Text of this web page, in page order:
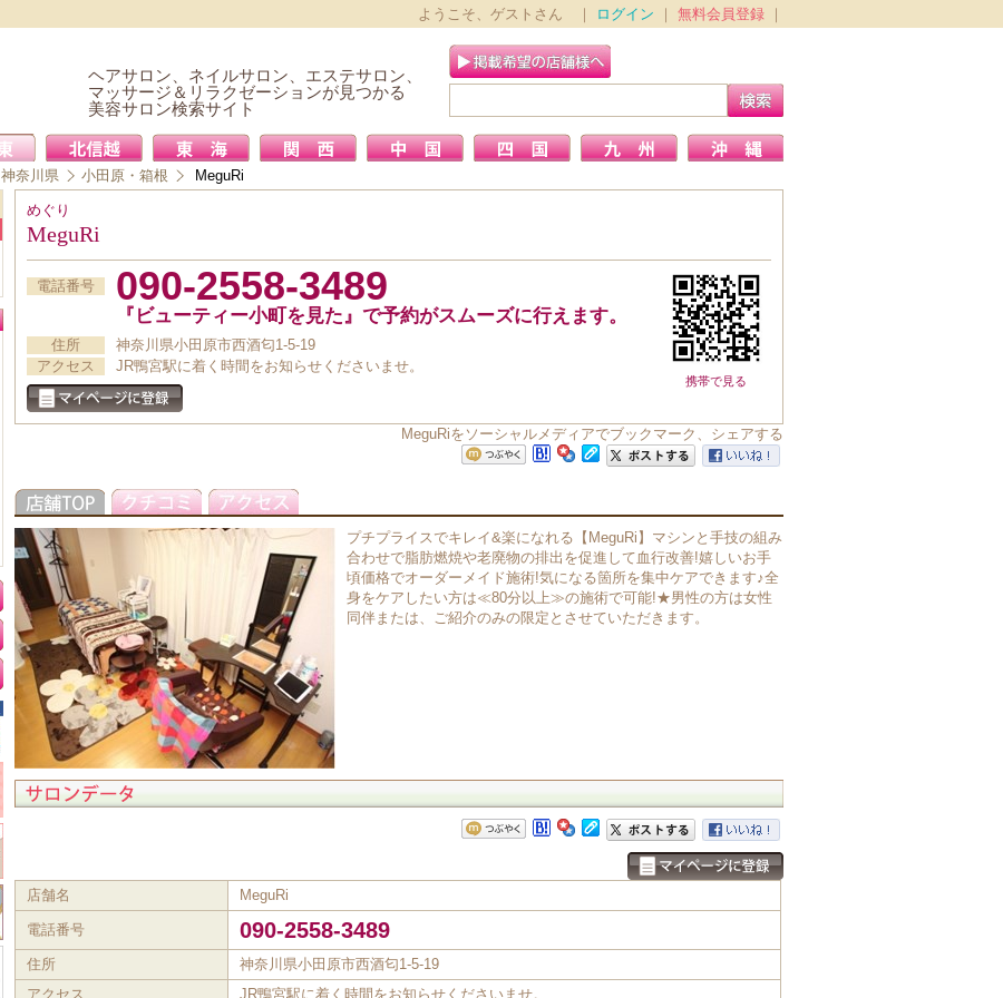
ようこそ、ゲストさん ｜ ログイン 無料会員登録
ヘアサロン、ネイルサロン、エステサロン、
マッサージ＆リラクゼーションが見つかる
美容サロン検索サイト
神奈川県 小田原・箱根 MeguRi
めぐり
MeguRi
携帯で見る
電話番号 090-2558-3489
『ビューティー小町を見た』で予約がスムーズに行えます。
住所
神奈川県小田原市西酒匂1-5-19
アクセス
JR鴨宮駅に着く時間をお知らせくださいませ。
MeguRiをソーシャルメディアでブックマーク、シェアする
プチプライスでキレイ&楽になれる【MeguRi】マシンと手技の組み
合わせで脂肪燃焼や老廃物の排出を促進して血行改善!嬉しいお手
頃価格でオーダーメイド施術!気になる箇所を集中ケアできます♪全
身をケアしたい方は≪80分以上≫の施術で可能!★男性の方は女性
同伴または、ご紹介のみの限定とさせていただきます。
店舗名 MeguRi
電話番号 090-2558-3489
住所
神奈川県小田原市西酒匂1-5-19
アクセス
JR鴨宮駅に着く時間をお知らせくださいませ。